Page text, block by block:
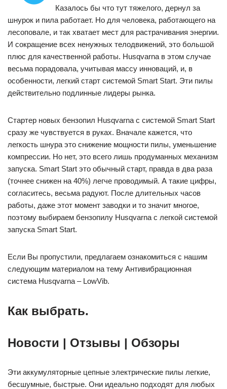
Казалось бы что тут тяжелого, дернул за
шнурок и пила работает. Но для человека, работающего на
лесоповале, и так хватает мест для растрачивания энергии.
И сокращение всех ненужных телодвижений, это большой
плюс для качественной работы. Husqvarna в этом случае
весьма порадовала, учитывая массу инноваций, и, в
особенности, легкий старт системой Smart Start. Эти пилы
действительно подлинные лидеры рынка.
Стартер новых бензопил Husqvarna с системой Smart Start
сразу же чувствуется в руках. Вначале кажется, что
легкость шнура это снижение мощности пилы, уменьшение
компрессии. Но нет, это всего лишь продуманных механизм
запуска. Smart Start это обычный старт, правда в два раза
(точнее снижен на 40%) легче проводимый. А такие цифры,
согласитесь, весьма радуют. После длительных часов
работы, даже этот момент заводки и то значит многое,
поэтому выбираем бензопилу Husqvarna с легкой системой
запуска Smart Start.
Если Вы пропустили, предлагаем ознакомиться с нашим
следующим материалом на тему Антивибрационная
система Husqvarna – LowVib.
Как выбрать.
Новости | Отзывы | Обзоры
Эти аккумуляторные цепные электрические пилы легкие,
бесшумные, быстрые. Они идеально подходят для любых